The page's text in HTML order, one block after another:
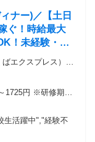
ます
て働きたい方 ・
イフスタイルを
ナー)／【土日
ぐ！時給最大
！未経験・バ
エクスプレス）A1
京都）3番口徒歩
1725円 ※研修期間
で食べられます ★
により時給
そ賢く稼げる新制
生活躍中","経験不